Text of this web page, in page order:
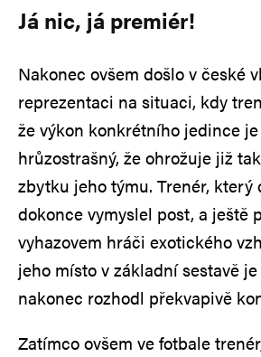
Já nic, já premiér!
Nakonec ovšem došlo v české
reprezentaci na situaci, kdy
že výkon konkrétního jedince
hrůzostrašný, že ohrožuje již
zbytku jeho týmu. Trenér, který
dokonce vymyslel post, a ještě
vyhazovem hráči exotického
jeho místo v základní sestavě
nakonec rozhodl překvapivě
Zatímco ovšem ve fotbale